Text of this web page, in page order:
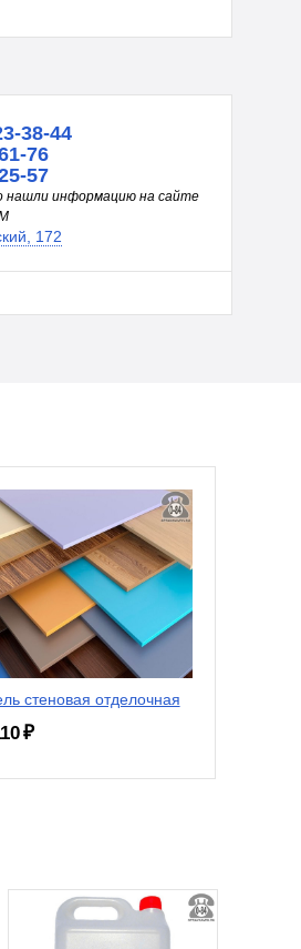
38-44
76
57
нашли информацию на сайте
172
стеновая отделочная
₽